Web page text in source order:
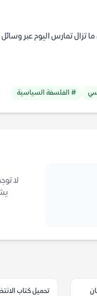
ما تزال تمارس اليوم عبر
# الفلسفة السياسية
لا
تحميل كتاب